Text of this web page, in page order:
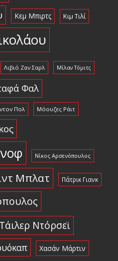
Κεμ Μπιρτς Κιμ Τιλί
Λιβιό Ζαν Σαρλ Μίλαν Τόμιτς
Φαλ
Πολ Μόουζες Ράιτ
Νίκος Αρσενόπουλος
Μπλατ Πάτρικ Γιανκ
Τάιλερ Ντόρσεϊ
Χασάν Μάρτιν